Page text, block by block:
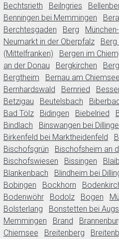
Bechtsrieth
Beilngries
Benningen bei Memmingen
Berchtesgaden
Berg
Neumarkt in der Oberpfalz
Berg
(Mittelfranken)
Bergen im
an der Donau
Bergkirchen
Bergtheim
Bernau am Chiemsee
Bernhardswald
Bernried
Betzigau
Beutelsbach
Bad Tölz
Bidingen Biebelried
Bindlach
Binswangen bei
Birkenfeld bei Marktheidenfeld
Bischofsgrün
Bischofsheim an
Bischofswiesen
Bissingen
Blankenbach
Blindheim bei
Bobingen
Bockhorn
Bodenwöhr
Bodolz Bogen
Bolsterlang
Bonstetten bei
Memmingen
Brand
Chiemsee
Breitenberg